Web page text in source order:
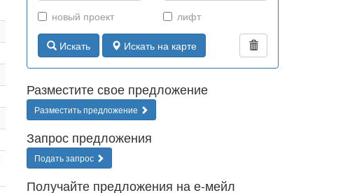
новый проект лифт
Искать Искать на карте
Разместите свое предложение
Разместить предложение
Запрос предложения
Подать запрос
Получайте предложения на е-мейл